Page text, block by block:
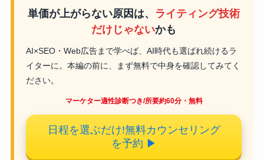
単価が上がらない原因は、 ライティング技術
だけじゃないかも
AI×SEO・Web広告まで学べば、AI時代も選ばれ続けるラ
イターに。本編の前に、まず無料で中身を確認してみてく
ださい。
マーケター適性診断つき/所要約60分・無料
日程を選ぶだけ!無料カウンセリング
を予約 ▶